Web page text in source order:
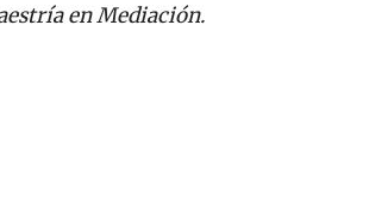
en Mediación.